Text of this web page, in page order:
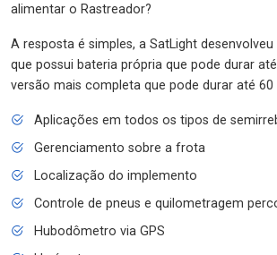
alimentar o Rastreador?
A resposta é simples, a SatLight
que possui bateria própria que pode durar
versão mais completa que pode durar até 60
Aplicações em todos os tipos de
Gerenciamento sobre a frota
Localização do implemento
Controle de pneus e quilometragem
Hubodômetro via GPS